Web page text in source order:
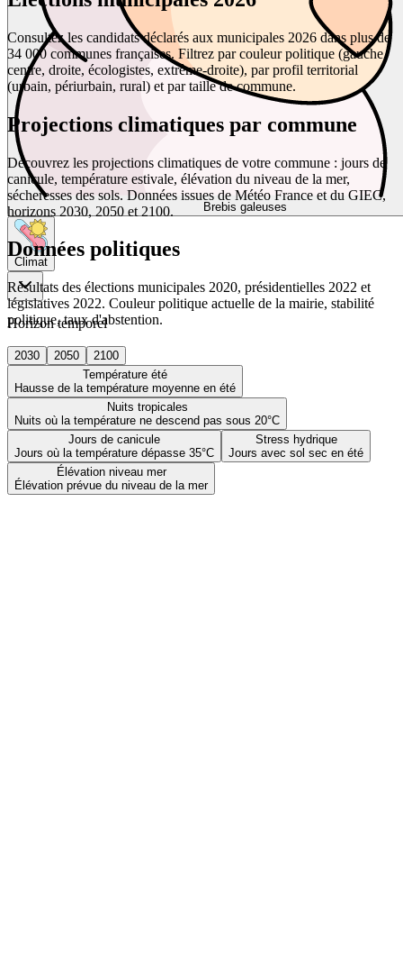
Brebis galeuses
Climat
Horizon temporel
2030 2050
2100
Température été
Hausse de la température moyenne en été
Nuits tropicales
Nuits où la température ne descend pas sous 20°C
Jours de canicule
Jours où la température dépasse 35°C
Stress hydrique
Jours avec sol sec en été
Élévation niveau mer
Élévation prévue du niveau de la mer
Consultez les candidats déclarés aux municipales 2026 dans plus de
34 000 communes françaises. Filtrez par couleur politique (gauche,
centre, droite, écologistes, extrême-droite), par profil territorial
(urbain, périurbain, rural) et par taille de commune.
Projections climatiques par commune
Découvrez les projections climatiques de votre commune : jours de
canicule, température estivale, élévation du niveau de la mer,
sécheresses des sols. Données issues de Météo France et du GIEC,
horizons 2030, 2050 et 2100.
Données politiques
Résultats des élections municipales 2020, présidentielles 2022 et
législatives 2022. Couleur politique actuelle de la mairie, stabilité
politique, taux d'abstention.